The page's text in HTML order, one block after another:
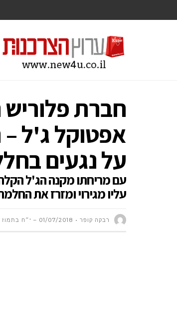
חברת
אפטוקל ג'ל
על נגעים
עם מריחתו מקנה הג'ל
עליו מגירוי ומזרז את
רבקה קופר 01/07/2018 – י״ח בתמוז ה׳תשע״ח